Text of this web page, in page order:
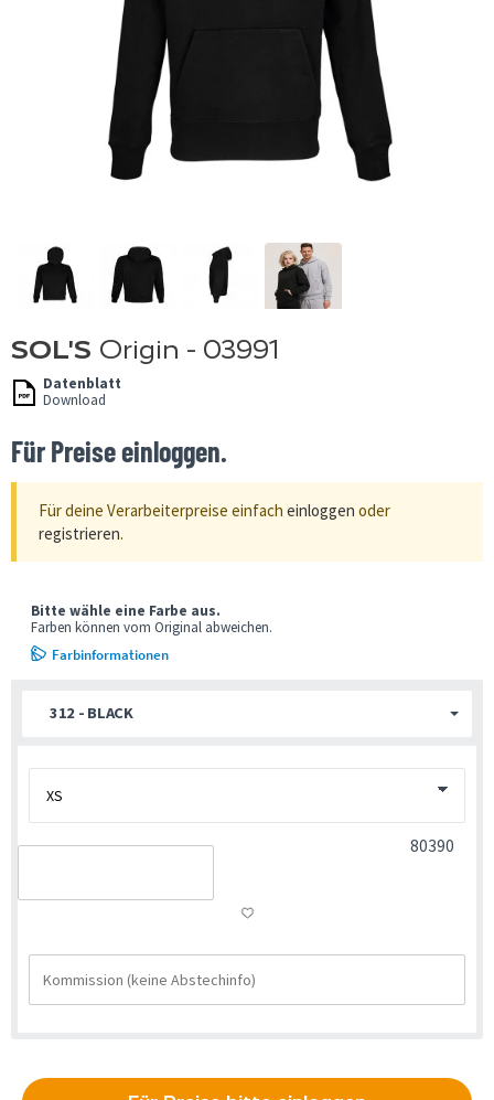
SOL'S Origin - 03991
Datenblatt
Download
Für Preise einloggen.
Für deine Verarbeiterpreise einfach einloggen oder
registrieren.
312 - BLACK
Bitte wähle eine Farbe aus.
Farben können vom Original abweichen.
Farbinformationen
80390